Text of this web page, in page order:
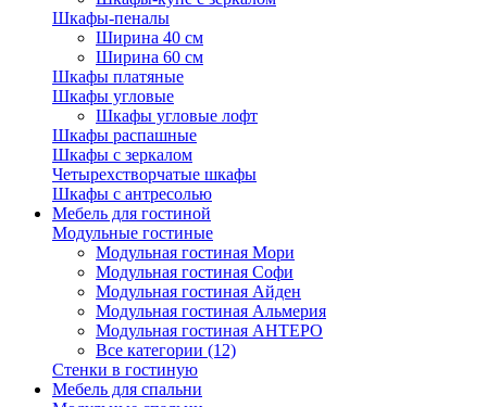
Шкафы-пеналы
Ширина 40 см
Ширина 60 см
Шкафы платяные
Шкафы угловые
Шкафы угловые лофт
Шкафы распашные
Шкафы с зеркалом
Четырехстворчатые шкафы
Шкафы с антресолью
Мебель для гостиной
Модульные гостиные
Модульная гостиная Мори
Модульная гостиная Софи
Модульная гостиная Айден
Модульная гостиная Альмерия
Модульная гостиная АНТЕРО
Все категории (12)
Стенки в гостиную
Мебель для спальни